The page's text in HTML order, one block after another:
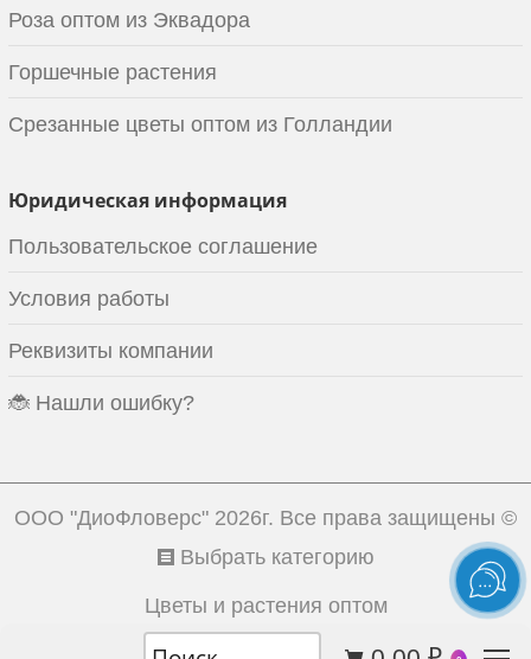
Роза оптом из Эквадора
Горшечные растения
Срезанные цветы оптом из Голландии
Юридическая информация
Пользовательское соглашение
Условия работы
Реквизиты компании
🐞 Нашли ошибку?
ООО "ДиоФловерс" 2026г. Все права защищены ©
Выбрать категорию
Цветы и растения оптом